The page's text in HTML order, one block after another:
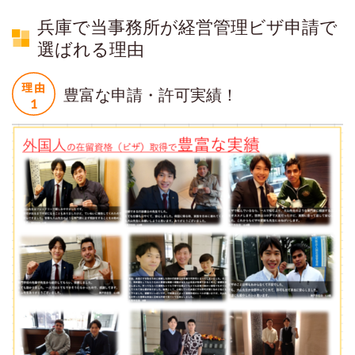
兵庫で当事務所が経営管理ビザ申請で
選ばれる理由
豊富な申請・許可実績！